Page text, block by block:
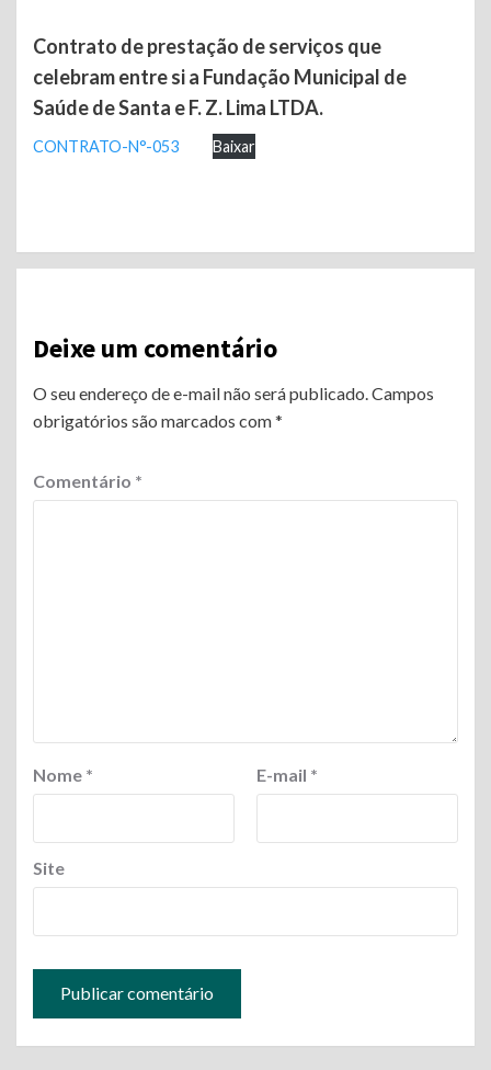
Contrato de prestação de serviços que
celebram entre si a Fundação Municipal de
Saúde de Santa e F. Z. Lima LTDA.
CONTRATO-N°-053 Baixar
Continue
Reading
Deixe um comentário
O seu endereço de e-mail não será publicado. Campos
obrigatórios são marcados com*
Comentário *
Nome * E-mail *
Site